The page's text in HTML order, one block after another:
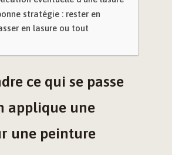
stratégie : rester en
en lasure ou tout
ce qui se passe
applique une
une peinture